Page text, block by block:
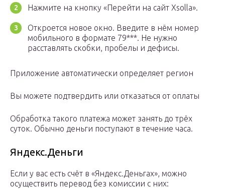
Нажмите на кнопку «Перейти на сайт Xsolla».
Откроется новое окно. Введите в нём номер
мобильного в формате 79***. Не нужно
расставлять скобки, пробелы и дефисы.
Приложение автоматически определяет регион
Вы можете подтвердить или отказаться от оплаты
Обработка такого платежа может занять до трёх
суток. Обычно деньги поступают в течение часа.
Яндекс.Деньги
Если у вас есть счёт в «Яндекс.Деньгах», можно
осуществить перевод без комиссии с них: